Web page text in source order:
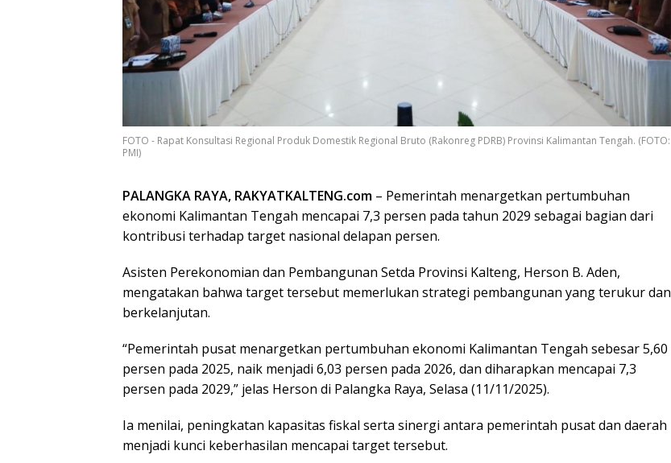
FOTO - Rapat Konsultasi Regional Produk Domestik Regional Bruto (Rakonreg PDRB) Provinsi Kalimantan Tengah. (FOTO:
PMI)
PALANGKA RAYA, RAKYATKALTENG.com – Pemerintah menargetkan pertumbuhan
ekonomi Kalimantan Tengah mencapai 7,3 persen pada tahun 2029 sebagai bagian dari
kontribusi terhadap target nasional delapan persen.
Asisten Perekonomian dan Pembangunan Setda Provinsi Kalteng, Herson B. Aden,
mengatakan bahwa target tersebut memerlukan strategi pembangunan yang terukur dan
berkelanjutan.
“Pemerintah pusat menargetkan pertumbuhan ekonomi Kalimantan Tengah sebesar 5,60
persen pada 2025, naik menjadi 6,03 persen pada 2026, dan diharapkan mencapai 7,3
persen pada 2029,” jelas Herson di Palangka Raya, Selasa (11/11/2025).
Ia menilai, peningkatan kapasitas fiskal serta sinergi antara pemerintah pusat dan daerah
menjadi kunci keberhasilan mencapai target tersebut.